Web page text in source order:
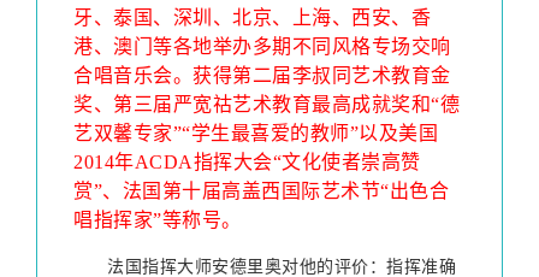
牙、泰国、深圳、北京、上海、西安、香
港、澳门等各地举办多期不同风格专场交响
合唱音乐会。获得第二届李叔同艺术教育金
奖、第三届严宽祜艺术教育最高成就奖和“德
艺双馨专家”“学生最喜爱的教师”以及美国
2014年ACDA指挥大会“文化使者崇高赞
赏”、法国第十届高盖西国际艺术节“出色合
唱指挥家”等称号。
法国指挥大师安德里奥对他的评价：指挥准确